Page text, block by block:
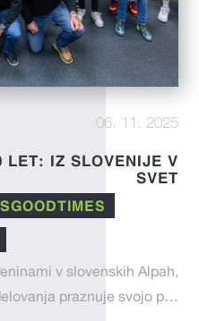
06. 11. 2025
LET: IZ SLOVENIJE V
SVET
v slovenskih Alpah,
praznuje svojo p…